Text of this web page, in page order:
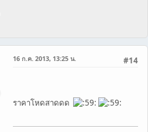
#14
16 ก.ค. 2013, 13:25 น.
ราคาโหดสาดดด